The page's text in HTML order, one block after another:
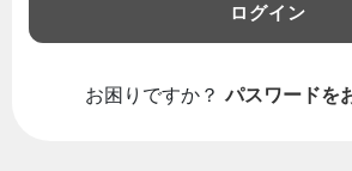
ログイン
お困りですか？ パスワードを